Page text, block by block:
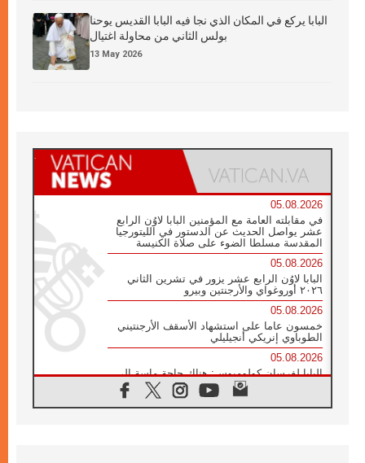
البابا يركع في المكان الذي نجا فيه البابا القديس يوحنا
بولس الثاني من محاولة اغتيال
13 May 2026
05.08.2026
في مقابلته العامة مع المؤمنين البابا لاوُن الرابع
عشر يواصل الحديث عن الدستور في الليتورجيا
المقدسة مسلطا الضوء على صلاة الكنيسة
05.08.2026
البابا لاوُن الرابع عشر يزور في تشرين الثاني
٢٠٢٦ أوروغواي والأرجنتين وبيرو
05.08.2026
خمسون عاما على استشهاد الأسقف الأرجنتيني
الطوباوي إنريكي أنجيليلي
05.08.2026
البابا لفرسان كولومبوس: هناك حاجة ماسة إلى
أنبياء تناغم يسعون إلى بناء الجسور
04.08.2026